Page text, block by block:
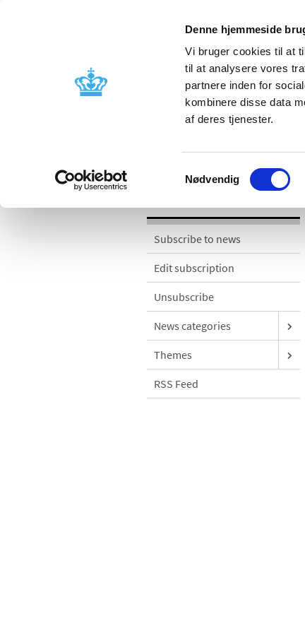
Denne hjemmeside
Vi bruger cookies til at
til at analysere vores
partnere inden for
kombinere disse data
af deres tjenester.
Samtykkevalg
Nødvendig
Licensing and
Side
information
Subscribe to news
Edit subscription
Unsubscribe
News categories
Themes
RSS Feed